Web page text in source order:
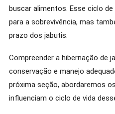
buscar alimentos. Esse ciclo de
para a sobrevivência, mas
prazo dos jabutis.
Compreender a hibernação de
conservação e manejo
próxima seção, abordaremos
influenciam o ciclo de vida